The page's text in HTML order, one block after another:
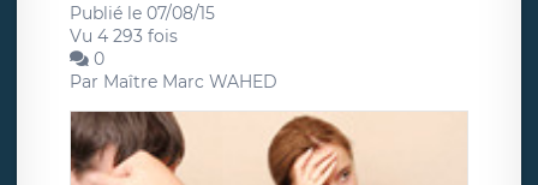
Publié le 07/08/15
Vu 4 293 fois
0
Par Maître Marc WAHED